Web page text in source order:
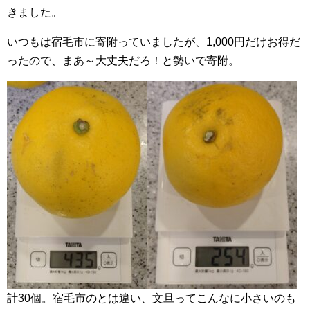
きました。
いつもは宿毛市に寄附っていましたが、1,000円だけお得だ
ったので、まあ～大丈夫だろ！と勢いで寄附。
計30個。宿毛市のとは違い、文旦ってこんなに小さいのも